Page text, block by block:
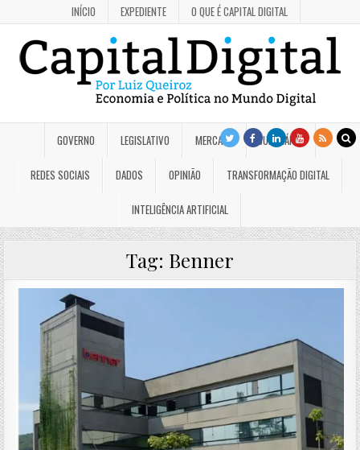
INÍCIO EXPEDIENTE O QUE É CAPITAL DIGITAL
GOVERNO LEGISLATIVO MERCADO JUDICIÁRIO
REDES SOCIAIS DADOS OPINIÃO TRANSFORMAÇÃO DIGITAL
INTELIGÊNCIA ARTIFICIAL
Tag: Benner